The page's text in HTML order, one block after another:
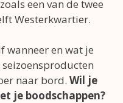
een van de twee
Westerkwartier.
wanneer en wat je
naar bord. Wil je
je boodschappen?